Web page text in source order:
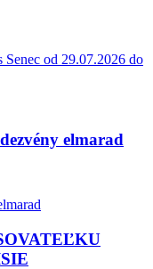
od 29.07.2026 do
elmarad